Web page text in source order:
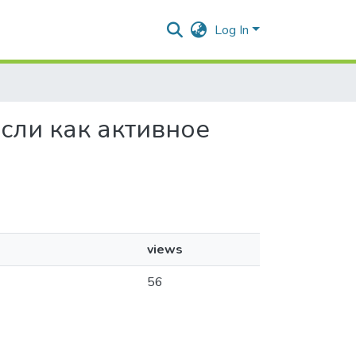
Log In
как активное
views
56